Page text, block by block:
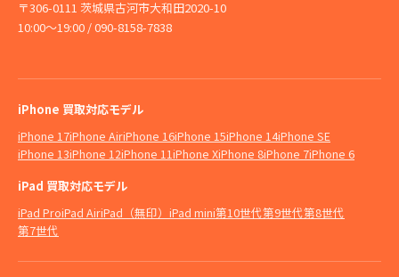
〒306-0111 茨城県古河市大和田2020-10
10:00〜19:00 / 090-8158-7838
iPhone 買取対応モデル
iPhone 17iPhone AiriPhone 16iPhone 15iPhone 14iPhone SE
iPhone 13iPhone 12iPhone 11iPhone XiPhone 8iPhone 7iPhone 6
iPad 買取対応モデル
iPad ProiPad AiriPad（無印） iPad mini第10世代第9世代第8世代
第7世代